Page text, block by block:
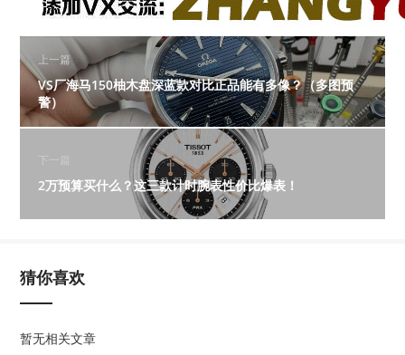
上一篇
VS厂海马150柚木盘深蓝款对比正品能有多像？（多图预
警）
下一篇
2万预算买什么？这三款计时腕表性价比爆表！
猜你喜欢
暂无相关文章